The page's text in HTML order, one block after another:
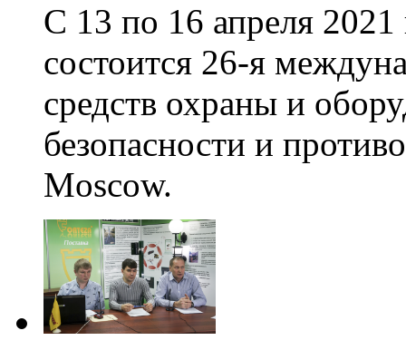
С 13 по 16 апреля
состоится 26-я
средств охраны и
безопасности и
Moscow.